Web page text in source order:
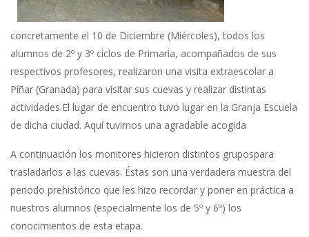
concretamente el 10 de Diciembre (Miércoles), todos los
alumnos de 2º y 3º ciclos de Primaria, acompañados de sus
respectivos profesores, realizaron una visita extraescolar a
Píñar (Granada) para visitar sus cuevas y realizar distintas
actividades.El lugar de encuentro tuvo lugar en la Granja Escuela
de dicha ciudad. Aquí tuvimos una agradable acogida
A continuación los monitores hicieron distintos grupospara
trasladarlos a las cuevas. Éstas son una verdadera muestra del
periodo prehistórico que les hizo recordar y poner en práctica a
nuestros alumnos (especialmente los de 5º y 6º) los
conocimientos de esta etapa.